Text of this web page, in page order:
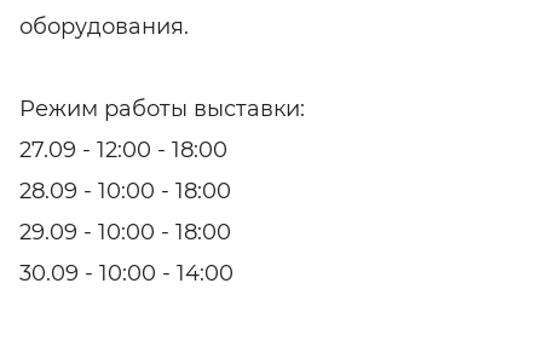
оборудования.
Режим работы выставки:
27.09 - 12:00 - 18:00
28.09 - 10:00 - 18:00
29.09 - 10:00 - 18:00
30.09 - 10:00 - 14:00